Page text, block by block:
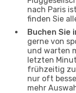
nach Paris
finden Sie
Buchen Sie
gerne von
und warten
letzten
frühzeitig zu
nur oft
mehr